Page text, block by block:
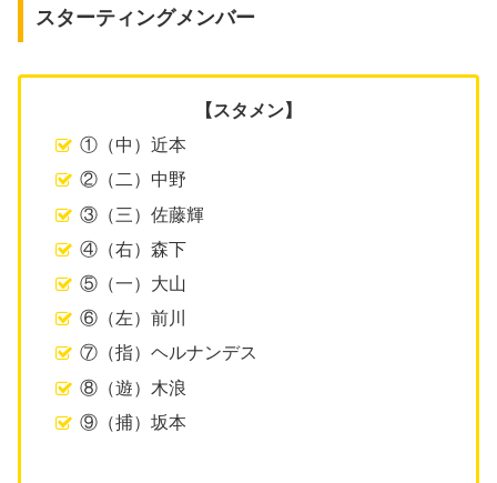
スターティングメンバー
【スタメン】
①（中）近本
②（二）中野
③（三）佐藤輝
④（右）森下
⑤（一）大山
⑥（左）前川
⑦（指）ヘルナンデス
⑧（遊）木浪
⑨（捕）坂本